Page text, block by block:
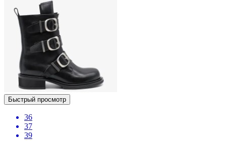
Быстрый просмотр
36
37
39